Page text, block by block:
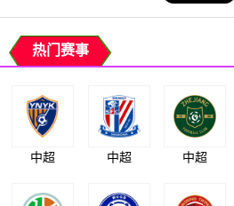
热门赛事
中超 中超 中超